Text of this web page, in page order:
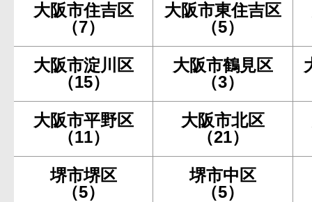
大阪市住吉区
（7）
大阪市東住吉区
（5）
大阪市淀川区
（15）
大阪市鶴見区
（3）
大阪市平野区
（11）
大阪市北区
（21）
堺市堺区
（5）
堺市中区
（5）